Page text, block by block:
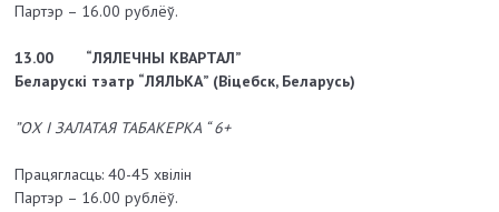
Партэр – 16.00 рублёў.
13.00
“ЛЯЛЕЧНЫ КВАРТАЛ”
Беларускі тэатр “ЛЯЛЬКА” (Віцебск, Беларусь)
”ОХ І ЗАЛАТАЯ ТАБАКЕРКА “ 6+
Працягласць: 40-45 хвілін
Партэр – 16.00 рублёў.